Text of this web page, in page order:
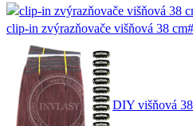
clip-in zvýrazňovače višňová 38 cm
DIY višňová